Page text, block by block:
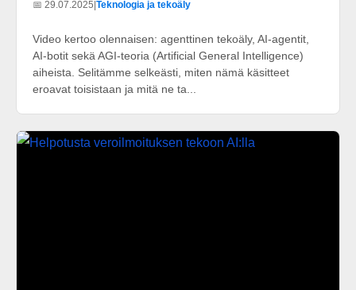
📅 29.07.2025 Teknologia ja tekoäly
Video kertoo olennaisen: agenttinen tekoäly, AI-agentit,
AI-botit sekä AGI-teoria (Artificial General Intelligence)
aiheista. Selitämme selkeästi, miten nämä käsitteet
eroavat toisistaan ja mitä ne ta...